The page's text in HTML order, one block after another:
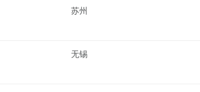
苏州
无锡